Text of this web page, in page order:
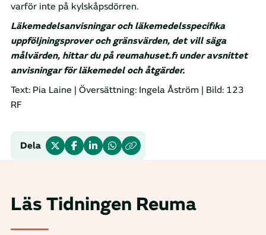
varför inte på kylskåpsdörren.
Läkemedelsanvisningar och läkemedelsspecifika
uppföljningsprover och gränsvärden, det vill säga
målvärden, hittar du på reumahuset.fi under avsnittet
anvisningar för läkemedel och åtgärder.
Text: Pia Laine | Översättning: Ingela Åström | Bild: 123
RF
Dela
Läs Tidningen Reuma